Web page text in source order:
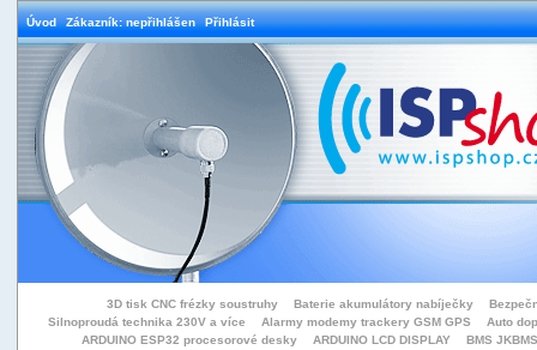
Úvod Zákazník: nepřihlášen Přihlásit
3D tisk CNC frézky soustruhy Baterie akumulátory nabíječky
Silnoproudá technika 230V a více
Alarmy modemy trackery GSM GPS
Auto
ARDUINO ESP32 procesorové desky
ARDUINO LCD DISPLAY
BMS